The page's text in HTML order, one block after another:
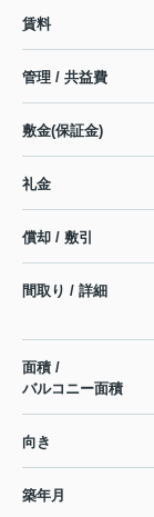
賃料
管理 / 共益費
敷金(保証金)
礼金
償却 / 敷引
間取り / 詳細
面積 /
バルコニー面積
向き
築年月